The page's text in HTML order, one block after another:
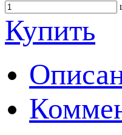
Купить